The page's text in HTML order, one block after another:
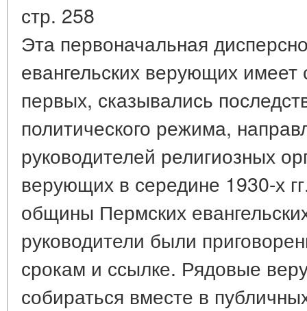
стр. 258
Эта первоначальная
евангельских верующих
первых, сказывались
политического режима,
руководителей религиозных
верующих в середине 1930-х
общины Пермских
руководители были
срокам и ссылке. Рядовые
собираться вместе в